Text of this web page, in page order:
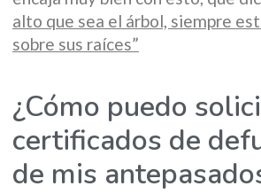
alto que sea el árbol, siempre
sobre sus raíces”
¿Cómo puedo
certificados de
de mis